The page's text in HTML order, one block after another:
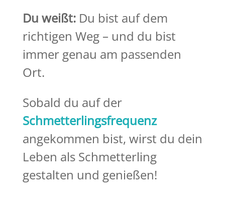
Du weißt:Du bist auf dem
richtigen Weg – und du bist
immer genau am passenden
Ort.
Sobald du auf der
Schmetterlingsfrequenz
angekommen bist, wirst du dein
Leben als Schmetterling
gestalten und genießen!